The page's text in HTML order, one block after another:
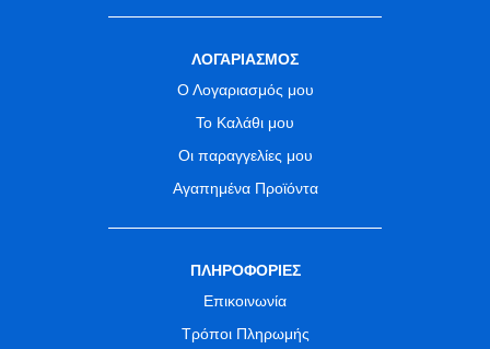
ΛΟΓΑΡΙΑΣΜΟΣ
Ο Λογαριασμός μου
Το Καλάθι μου
Οι παραγγελίες μου
Αγαπημένα Προϊόντα
ΠΛΗΡΟΦΟΡΙΕΣ
Επικοινωνία
Τρόποι Πληρωμής